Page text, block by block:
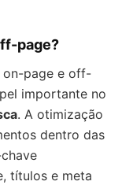
page?
on-page e off-
importante no
. A otimização
dentro das
títulos e meta